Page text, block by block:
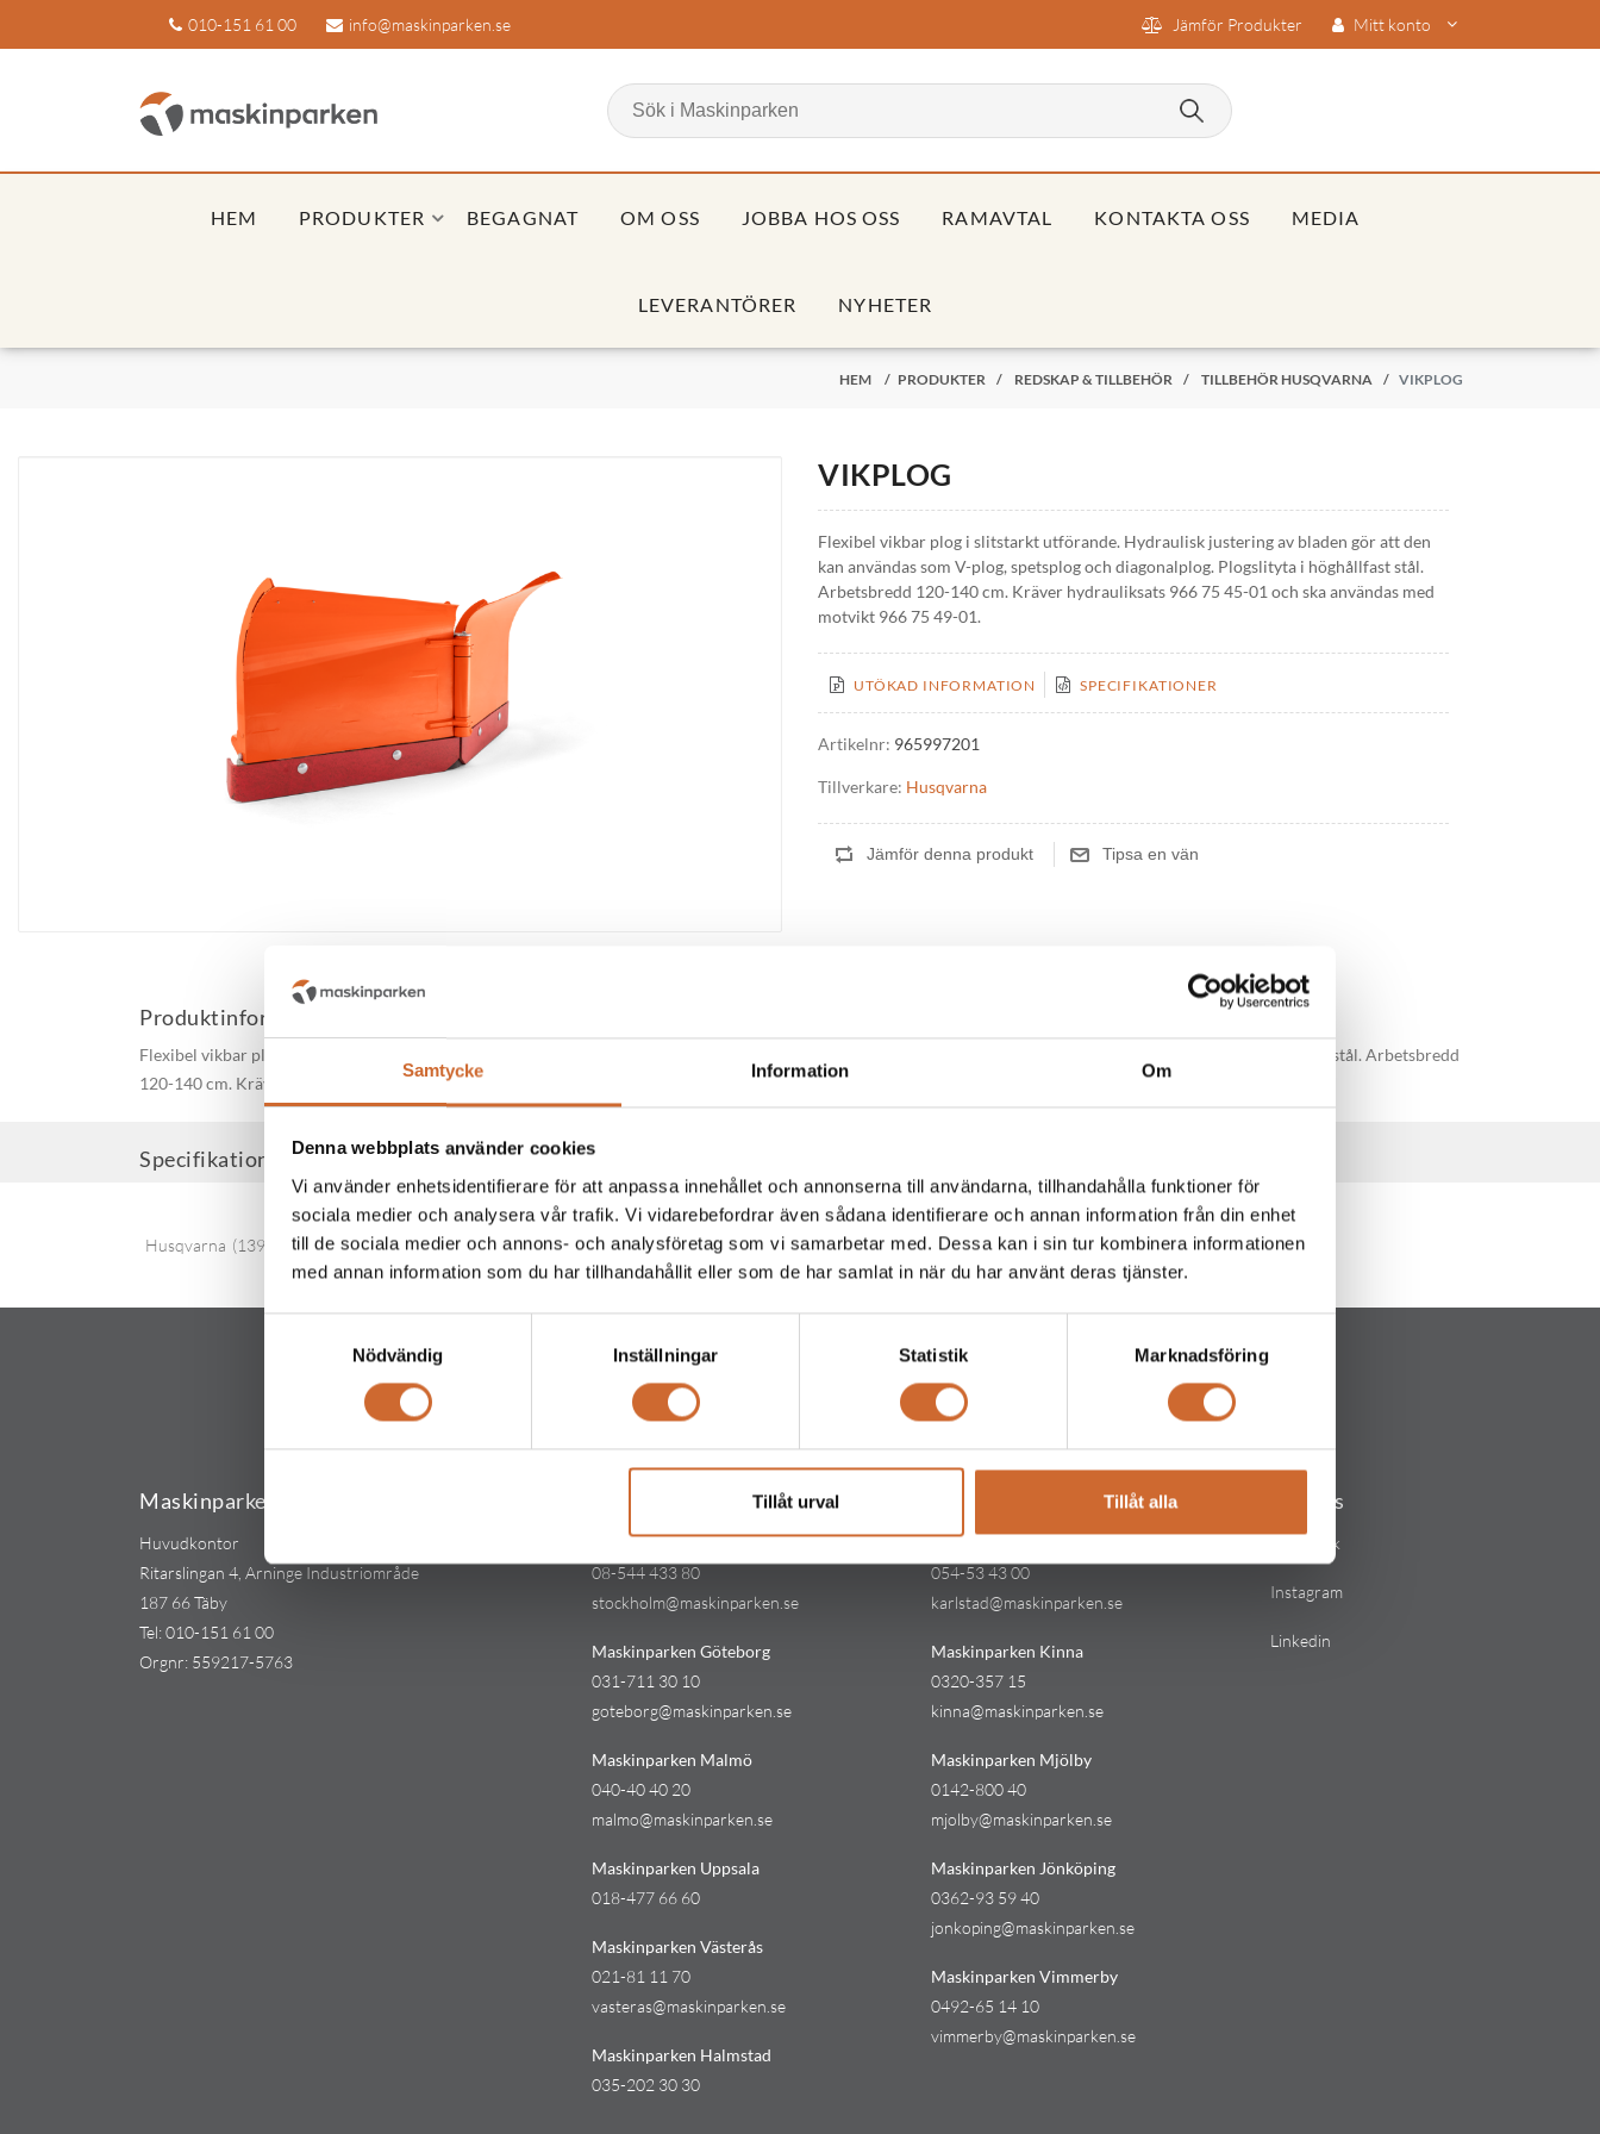
Samtycke Information Om
Denna webbplats använder cookies
Vi använder enhetsidentifierare för att anpassa innehållet och annonserna till användarna, tillhandahålla funktioner för
sociala medier och analysera vår trafik. Vi vidarebefordrar även sådana identifierare och annan information från din enhet
till de sociala medier och annons- och analysföretag som vi samarbetar med. Dessa kan i sin tur kombinera informationen
med annan information som du har tillhandahållit eller som de har samlat in när du har använt deras tjänster.
Nödvändig
Inställningar Statistik Marknadsföring
Tillåt urval Tillåt alla
010-151 61 00 info@maskinparken.se Jämför Produkter Mitt konto
HEM PRODUKTER BEGAGNAT OM OSS JOBBA HOS OSS RAMAVTAL KONTAKTA OSS MEDIA
LEVERANTÖRER NYHETER
HEM / PRODUKTER / REDSKAP & TILLBEHÖR / TILLBEHÖR HUSQVARNA / VIKPLOG
VIKPLOG
Flexibel vikbar plog i slitstarkt utförande. Hydraulisk justering av bladen gör att den
kan användas som V-plog, spetsplog och diagonalplog. Plogslityta i höghållfast stål.
Arbetsbredd 120-140 cm. Kräver hydrauliksats 966 75 45-01 och ska användas med
motvikt 966 75 49-01.
UTÖKAD INFORMATION SPECIFIKATIONER
Artikelnr: 965997201
Tillverkare: Husqvarna
Produktinformation
Flexibel vikbar plog i slitstarkt utförande. Hydraulisk justering av bladen gör att den kan användas som V-plog, spetsplog och diagonalplog. Plogslityta i höghållfast stål. Arbetsbredd
120-140 cm. Kräver hydrauliksats 966 75 45-01 och ska användas med motvikt 966 75 49-01.
Specifikationer
Produkttaggar
Husqvarna (139)
Maskinparken Sverige AB
Huvudkontor
Ritarslingan 4, Arninge Industriområde
187 66 Täby
Tel:010-151 61 00
Orgnr: 559217-5763
Maskinparken Stockholm
08-544 433 80
stockholm@maskinparken.se
Maskinparken Göteborg
031-711 30 10
goteborg@maskinparken.se
Maskinparken Malmö
040-40 40 20
malmo@maskinparken.se
Maskinparken Uppsala
018-477 66 60
Maskinparken Västerås
021-81 11 70
vasteras@maskinparken.se
Maskinparken Halmstad
035-202 30 30
Maskinparken Karlstad
054-53 43 00
karlstad@maskinparken.se
Maskinparken Kinna
0320-357 15
kinna@maskinparken.se
Maskinparken Mjölby
0142-800 40
mjolby@maskinparken.se
Maskinparken Jönköping
0362-93 59 40
jonkoping@maskinparken.se
Maskinparken Vimmerby
0492-65 14 10
vimmerby@maskinparken.se
Följ oss
Facebook
Instagram
Linkedin